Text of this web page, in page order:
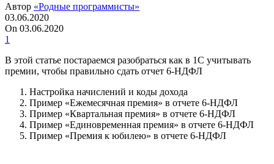
Автор «Родные программисты»
03.06.2020
On 03.06.2020
1
В этой статье постараемся разобраться как в 1С учитывать
премии, чтобы правильно сдать отчет 6-НДФЛ
Настройка начислений и коды дохода
Пример «Ежемесячная премия» в отчете 6-НДФЛ
Пример «Квартальная премия» в отчете 6-НДФЛ
Пример «Единовременная премия» в отчете 6-НДФЛ
Пример «Премия к юбилею» в отчете 6-НДФЛ